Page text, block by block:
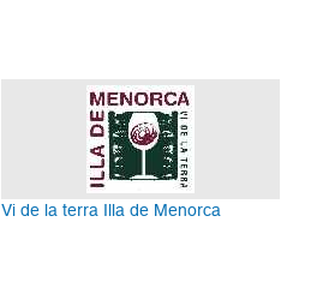
Vi de la terra Illa de Menorca